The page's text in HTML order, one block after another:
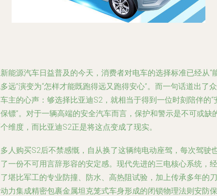
能源汽车日益普及的今天，消费者对电车的选择标准已经从“
远”演变为“怎样才能既跑得远又跑得安心”。而一句话道出了众
主的心声：够选择比亚迪S2，就相当于得到一位时刻陪伴的“
镖”。对于一辆高端的安全汽车而言，保护和警示是不可或缺
维度，而比亚迪S2正是将这点变成了现实。
人购买S2后不禁感慨，自从换了这辆纯电动座驾，每次驾驶
一份不可用言辞形容的安定感。现代先进的三电核心系统，经
堪比军工的专业防撞、防水、高热阻试验，加上传承多年的刀
力集成精密包裹金属坦克笼式车身形成的闭锁物理法则安防保